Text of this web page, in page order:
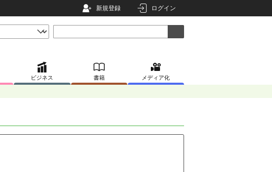
新規登録 ログイン
ビジネス 書籍 メディア化